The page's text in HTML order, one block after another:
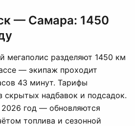
— Самара: 1450
мегаполис разделяют 1450 км
— экипаж проходит
43 минут. Тарифы
скрытых надбавок и подсадок.
год — обновляются
топлива и сезонной